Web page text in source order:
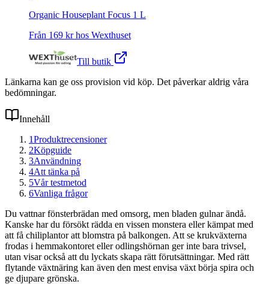
Organic Houseplant Focus 1 L
Från 169 kr hos Wexthuset
Till butik
Länkarna kan ge oss provision vid köp. Det påverkar aldrig våra
bedömningar.
Innehåll
1Produktrecensioner
2Köpguide
3Användning
4Att tänka på
5Vår testmetod
6Vanliga frågor
Du vattnar fönsterbrädan med omsorg, men bladen gulnar ändå.
Kanske har du försökt rädda en vissen monstera eller kämpat med
att få chiliplantor att blomstra på balkongen. Att se krukväxterna
frodas i hemmakontoret eller odlingshörnan ger inte bara trivsel,
utan visar också att du lyckats skapa rätt förutsättningar. Med rätt
flytande växtnäring kan även den mest envisa växt börja spira och
ge djupare grönska.